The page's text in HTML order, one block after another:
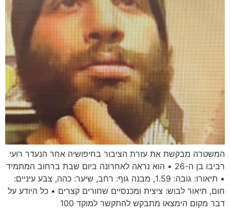
המשטרה מבקשת את עזרת הציבור בחיפושיה אחר הנעדר רועי
רביבו בן ה-26 • הוא נראה לאחרונה ביום שבת ברחוב המתמיד
• תיאורו: גובה: 1.59, מבנה גוף: רחב, שיער: כהה, צבע עיניים:
חום, תיאור לבוש: ציצית ומכנסיים שחורים קצרים • כל היודע על
דבר מקום הימצאו מתבקש להתקשר למוקד 100